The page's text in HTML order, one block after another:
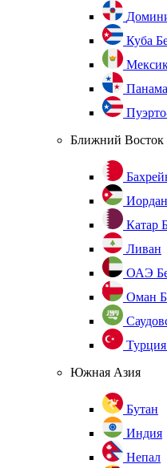
Куба
Панама
Ближний Восток
Катар
Ливан
ОАЭ
Оман
Турция
Южная Азия
Бутан
Индия
Непал